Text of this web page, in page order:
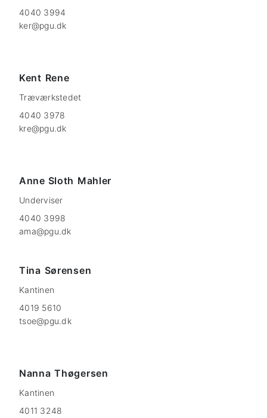
4040 3994
ker@pgu.dk
Kent Rene
Træværkstedet
4040 3978
kre@pgu.dk
Anne Sloth Mahler
Underviser
4040 3998
ama@pgu.dk
Tina Sørensen
Kantinen
4019 5610
tsoe@pgu.dk
Nanna Thøgersen
Kantinen
4011 3248